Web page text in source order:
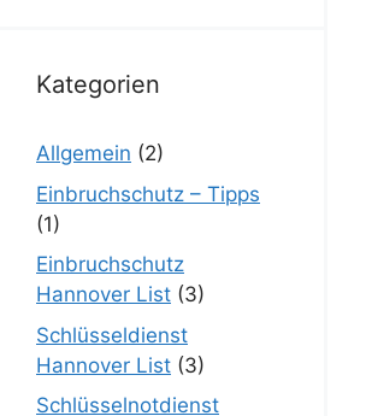
Kategorien
Allgemein (2)
Einbruchschutz – Tipps
(1)
Einbruchschutz
Hannover List (3)
Schlüsseldienst
Hannover List (3)
Schlüsselnotdienst